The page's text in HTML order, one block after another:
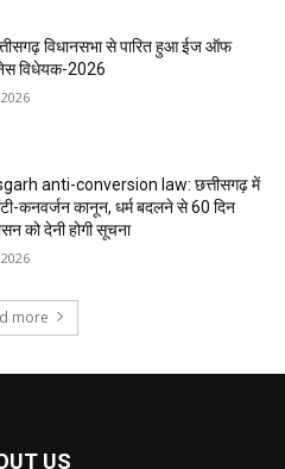
विधानसभा से पारित हुआ ईज ऑफ
विधेयक-2026
anti-conversion law: छत्तीसगढ़ में
कनवर्जन कानून, धर्म बदलने से 60 दिन
को देनी होगी सूचना
more
US